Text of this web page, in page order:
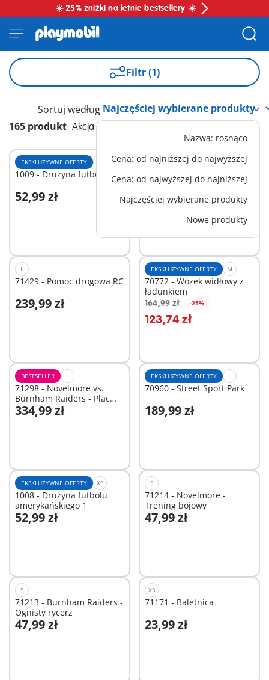
☀️ 25% zniżki na letnie bestsellery ☀️
Filtr (1)
165 produkt- Akcja i przygoda
Sortuj według
Nazwa: rosnąco
Cena: od najniższej do najwyższej
Cena: od najwyższej do najniższej
Najczęściej wybierane produkty
Nowe produkty
EKSKLUZYWNE OFERTY
1009 - Drużyna futbolowa
52,99 zł
L
9464 - Pojazd ratowniczy
straży pożarnej
359,99 zł
Niedostępne
L
71429 - Pomoc drogowa RC
239,99 zł
EKSKLUZYWNE OFERTY M
70772 - Wózek widłowy z
ładunkiem
164,99 zł -25%
123,74 zł
BESTSELLER L
71298 - Novelmore vs.
Burnham Raiders - Plac
tur
334,99 zł
EKSKLUZYWNE OFERTY L
70960 - Street Sport Park
189,99 zł
EKSKLUZYWNE OFERTY XS
1008 - Drużyna futbolu
amerykańskiego 1
52,99 zł
S
71214 - Novelmore -
Trening bojowy
47,99 zł
S
71213 - Burnham Raiders -
Ognisty rycerz
47,99 zł
XS
71171 - Baletnica
23,99 zł